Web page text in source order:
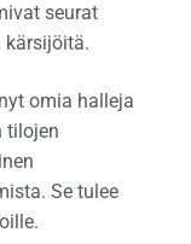
seurat
kärsijöitä.
omia halleja
tilojen
Se tulee